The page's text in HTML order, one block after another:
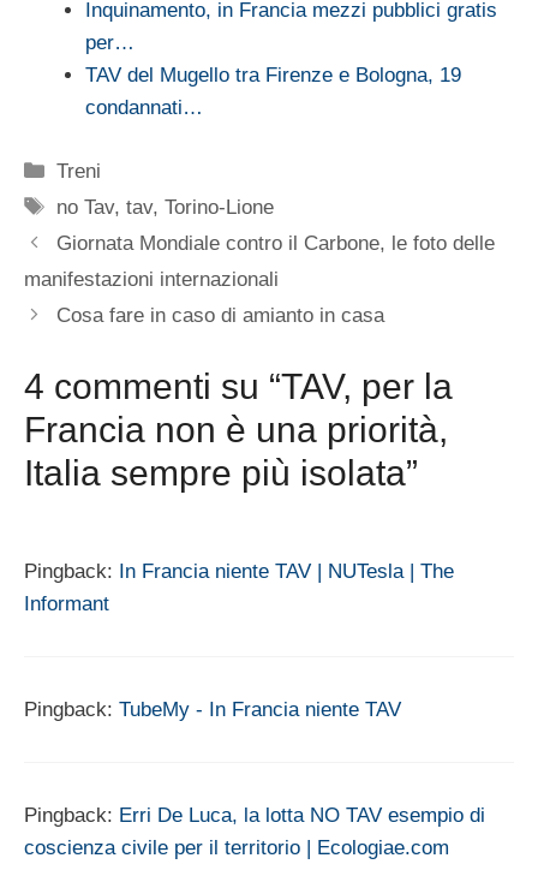
Inquinamento, in Francia mezzi pubblici gratis
per…
TAV del Mugello tra Firenze e Bologna, 19
condannati…
Categorie
Treni
Tag
no Tav,tav,Torino-Lione
Giornata Mondiale contro il Carbone, le foto delle
manifestazioni internazionali
Cosa fare in caso di amianto in casa
4 commenti su “TAV, per la
Francia non è una priorità,
Italia sempre più isolata”
Pingback: In Francia niente TAV | NUTesla | The
Informant
Pingback: TubeMy - In Francia niente TAV
Pingback: Erri De Luca, la lotta NO TAV esempio di
coscienza civile per il territorio | Ecologiae.com